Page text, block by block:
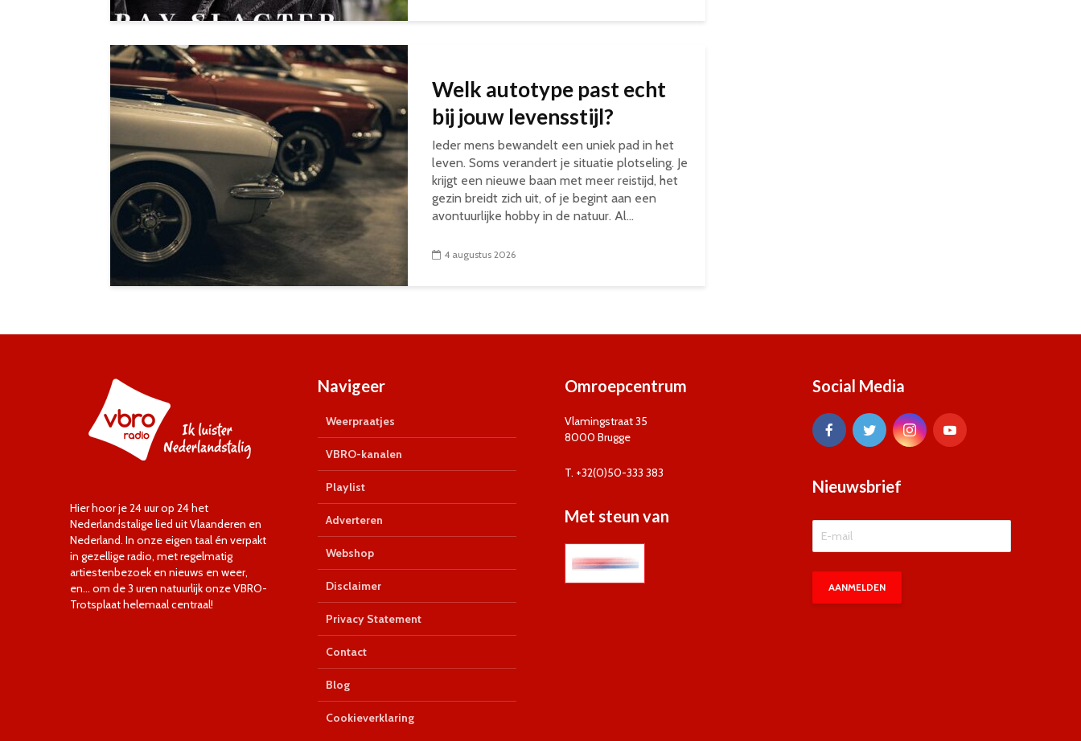
Welk autotype past echt
bij jouw levensstijl?
Ieder mens bewandelt een uniek pad in het
leven. Soms verandert je situatie plotseling. Je
krijgt een nieuwe baan met meer reistijd, het
gezin breidt zich uit, of je begint aan een
avontuurlijke hobby in de natuur. Al...
4 augustus 2026
Hier hoor je 24 uur op 24 het
Nederlandstalige lied uit Vlaanderen en
Nederland. In onze eigen taal én verpakt
in gezellige radio, met regelmatig
artiestenbezoek en nieuws en weer,
en… om de 3 uren natuurlijk onze VBRO-
Trotsplaat helemaal centraal!
Navigeer
Weerpraatjes
VBRO-kanalen
Playlist
Adverteren
Webshop
Disclaimer
Privacy Statement
Contact
Blog
Cookieverklaring
Omroepcentrum
Vlamingstraat 35
8000 Brugge
T. +32(0)50-333 383
Met steun van
Social Media
Nieuwsbrief